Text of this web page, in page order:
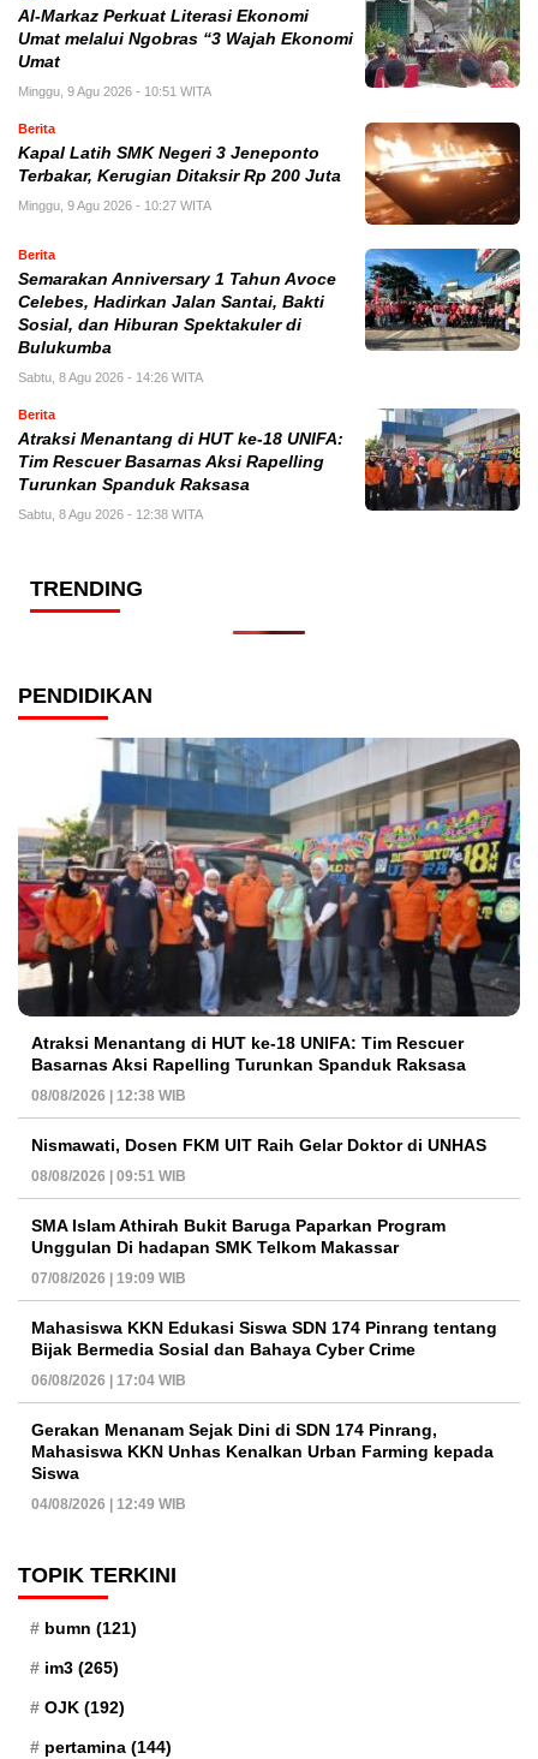
Al-Markaz Perkuat Literasi Ekonomi
Umat melalui Ngobras “3 Wajah Ekonomi
Umat
Minggu, 9 Agu 2026 - 10:51 WITA
Berita
Kapal Latih SMK Negeri 3 Jeneponto
Terbakar, Kerugian Ditaksir Rp 200 Juta
Minggu, 9 Agu 2026 - 10:27 WITA
Berita
Semarakan Anniversary 1 Tahun Avoce
Celebes, Hadirkan Jalan Santai, Bakti
Sosial, dan Hiburan Spektakuler di
Bulukumba
Sabtu, 8 Agu 2026 - 14:26 WITA
Berita
Atraksi Menantang di HUT ke-18 UNIFA:
Tim Rescuer Basarnas Aksi Rapelling
Turunkan Spanduk Raksasa
Sabtu, 8 Agu 2026 - 12:38 WITA
TRENDING
PENDIDIKAN
Atraksi Menantang di HUT ke-18 UNIFA: Tim Rescuer
Basarnas Aksi Rapelling Turunkan Spanduk Raksasa
08/08/2026 | 12:38 WIB
Nismawati, Dosen FKM UIT Raih Gelar Doktor di UNHAS
08/08/2026 | 09:51 WIB
SMA Islam Athirah Bukit Baruga Paparkan Program
Unggulan Di hadapan SMK Telkom Makassar
07/08/2026 | 19:09 WIB
Mahasiswa KKN Edukasi Siswa SDN 174 Pinrang tentang
Bijak Bermedia Sosial dan Bahaya Cyber Crime
06/08/2026 | 17:04 WIB
Gerakan Menanam Sejak Dini di SDN 174 Pinrang,
Mahasiswa KKN Unhas Kenalkan Urban Farming kepada
Siswa
04/08/2026 | 12:49 WIB
TOPIK TERKINI
bumn (121)
im3 (265)
OJK (192)
pertamina (144)